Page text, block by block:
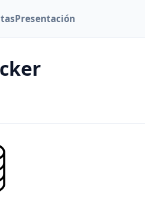
Presentación